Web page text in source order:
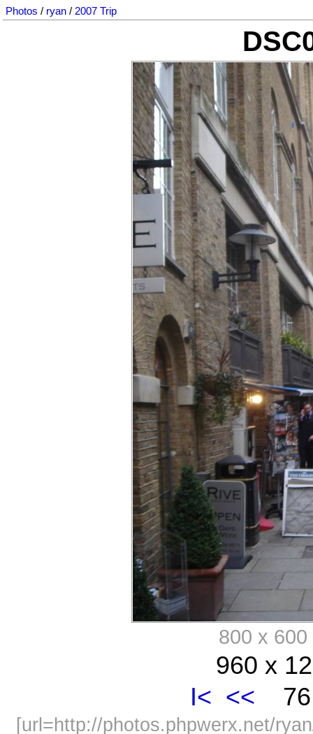
Photos / ryan / 2007 Trip
800 x
960 x
I< << 76
[url=http://photos.phpwerx.net/